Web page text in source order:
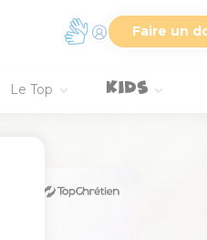
Faire un
Le Top